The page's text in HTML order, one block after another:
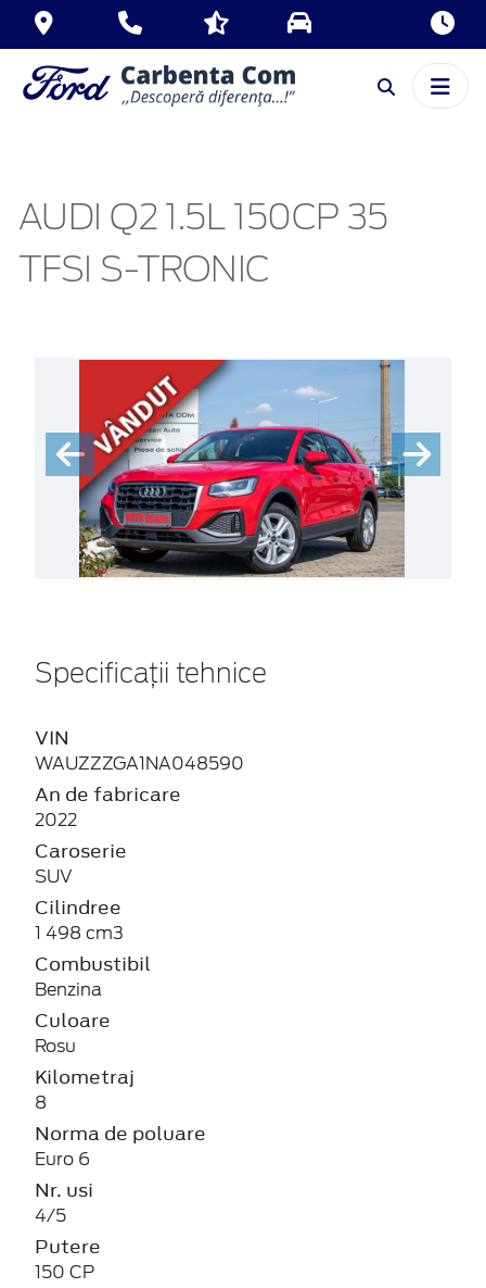
AUDI Q2 1.5L 150CP 35
TFSI S-TRONIC
Specificații tehnice
VIN
WAUZZZGA1NA048590
An de fabricare
2022
Caroserie
SUV
Cilindree
1 498 cm3
Combustibil
Benzina
Culoare
Rosu
Kilometraj
8
Norma de poluare
Euro 6
Nr. usi
4/5
Putere
150 CP